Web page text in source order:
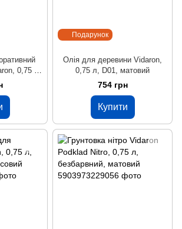
0,75 л,
Подарунок
Олія для деревини Vidaron,
0,75 л, D01, матовий
754 грн
Купити